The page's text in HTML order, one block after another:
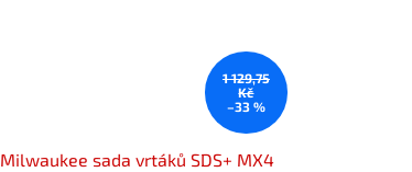
1 129,75
Kč
–33 %
Milwaukee sada vrtáků SDS+ MX4